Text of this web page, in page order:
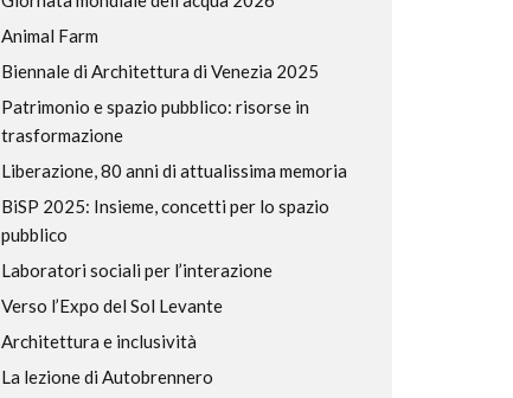
Animal Farm
Biennale di Architettura di Venezia 2025
Patrimonio e spazio pubblico: risorse in
trasformazione
Liberazione, 80 anni di attualissima memoria
BiSP 2025: Insieme, concetti per lo spazio
pubblico
Laboratori sociali per l’interazione
Verso l’Expo del Sol Levante
Architettura e inclusività
La lezione di Autobrennero